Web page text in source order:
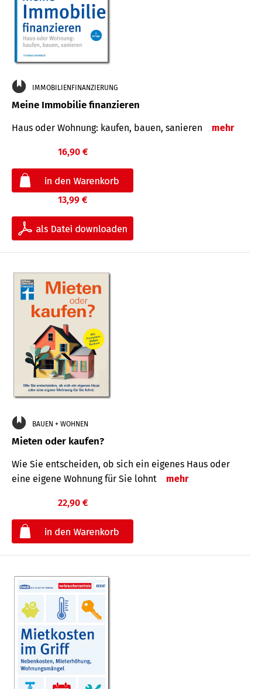
IMMOBILIENFINANZIERUNG
Meine Immobilie finanzieren
Haus oder Wohnung: kaufen, bauen, sanieren mehr
16,90 €
13,99 €
BAUEN + WOHNEN
Mieten oder kaufen?
Wie Sie entscheiden, ob sich ein eigenes Haus oder
eine eigene Wohnung für Sie lohnt
mehr
22,90 €